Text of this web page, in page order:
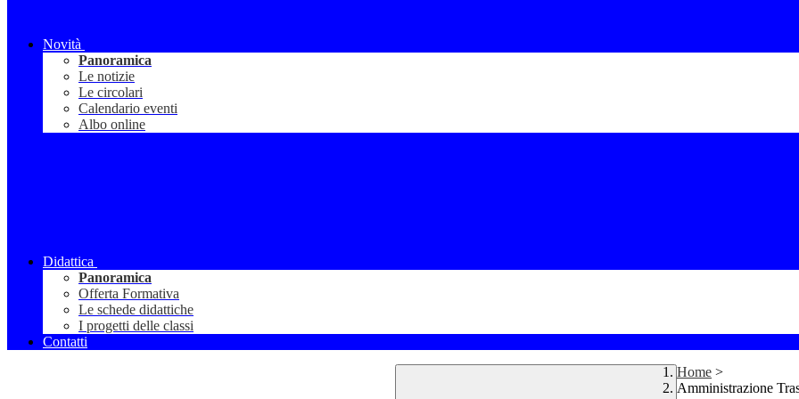
Novità
Panoramica
Le notizie
Le circolari
Calendario eventi
Albo online
Didattica
Panoramica
Offerta Formativa
Le schede didattiche
I progetti delle classi
Contatti
Home >
Amministrazione